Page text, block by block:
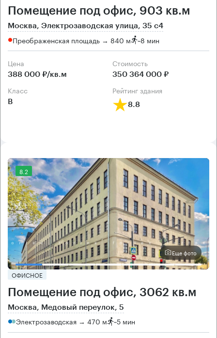
Помещение под офис, 903 кв.м
Москва, Электрозаводская улица, 35 с4
Преображенская площадь → 840 м ~8 мин
Цена
388 000 ₽/кв.м
Cтоимость
350 364 000 ₽
класс
B
рейтинг здания
8.8
8.2
Еще фото
ОФИСНОЕ
Помещение под офис, 3062 кв.м
Москва, Медовый переулок, 5
Электрозаводская → 470 м ~5 мин